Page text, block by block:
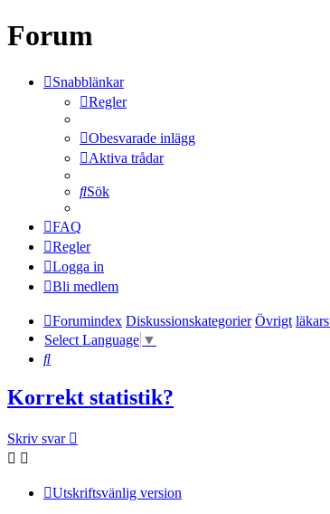
Forum
Snabblänkar
Regler
Obesvarade inlägg
Aktiva trådar
Sök
FAQ
Regler
Logga in
Bli medlem
Forumindex Diskussionskategorier Övrigt
Select Language ▼
Sök
Korrekt statistik?
Skriv svar
Utskriftsvänlig version